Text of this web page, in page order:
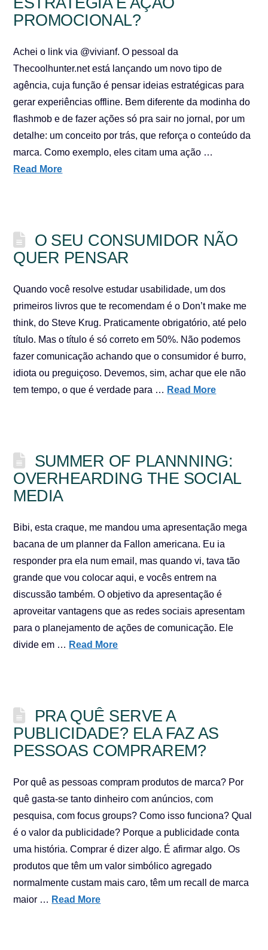
PROMOCIONAL?
Achei o link via @vivianf. O pessoal da
Thecoolhunter.net está lançando um novo tipo de
agência, cuja função é pensar ideias estratégicas para
gerar experiências offline. Bem diferente da modinha do
flashmob e de fazer ações só pra sair no jornal, por um
detalhe: um conceito por trás, que reforça o conteúdo da
marca. Como exemplo, eles citam uma ação …
Read More
O SEU CONSUMIDOR NÃO
QUER PENSAR
Quando você resolve estudar usabilidade, um dos
primeiros livros que te recomendam é o Don’t make me
think, do Steve Krug. Praticamente obrigatório, até pelo
título. Mas o título é só correto em 50%. Não podemos
fazer comunicação achando que o consumidor é burro,
idiota ou preguiçoso. Devemos, sim, achar que ele não
tem tempo, o que é verdade para … Read More
SUMMER OF PLANNNING:
OVERHEARDING THE SOCIAL
MEDIA
Bibi, esta craque, me mandou uma apresentação mega
bacana de um planner da Fallon americana. Eu ia
responder pra ela num email, mas quando vi, tava tão
grande que vou colocar aqui, e vocês entrem na
discussão também. O objetivo da apresentação é
aproveitar vantagens que as redes sociais apresentam
para o planejamento de ações de comunicação. Ele
divide em … Read More
PRA QUÊ SERVE A
PUBLICIDADE? ELA FAZ AS
PESSOAS COMPRAREM?
Por quê as pessoas compram produtos de marca? Por
quê gasta-se tanto dinheiro com anúncios, com
pesquisa, com focus groups? Como isso funciona? Qual
é o valor da publicidade? Porque a publicidade conta
uma história. Comprar é dizer algo. É afirmar algo. Os
produtos que têm um valor simbólico agregado
normalmente custam mais caro, têm um recall de marca
maior … Read More